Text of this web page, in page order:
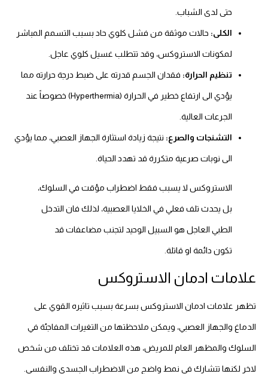
حتى لدى الشباب.
الكلى: حالات موثقة من فشل كلوي حاد بسبب التسمم المباشر
لمكونات الاستروكس، وقد تتطلب غسيل كلوي عاجل.
تنظيم الحرارة: فقدان الجسم قدرته على ضبط درجة حرارته مما
يؤدي الى ارتفاع خطير في الحرارة (Hyperthermia) خصوصاً عند
الجرعات العالية.
التشنجات والصرع: نتيجة زيادة استثارة الجهاز العصبي، مما يؤدي
الى نوبات صرعية متكررة قد تهدد الحياة.
الاستروكس لا يسبب فقط اضطراب مؤقت في السلوك،
بل يحدث تلف فعلي في الخلايا العصبية، لذلك فان التدخل
الطبي العاجل هو السبيل الوحيد لتجنب مضاعفات قد
تكون دائمة او قاتلة.
علامات ادمان الاستروكس
تظهر علامات ادمان الاستروكس بسرعة بسبب تاثيره القوي على
الدماغ والجهاز العصبي، ويمكن ملاحظتها من التغيرات المفاجئة في
السلوك والمظهر العام للمريض، هذه العلامات قد تختلف من شخص
لاخر لكنها تتشارك في نمط واضح من الاضطراب الجسدي والنفسي.